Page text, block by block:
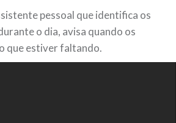
pessoal que identifica os
o dia, avisa quando os
que estiver faltando.